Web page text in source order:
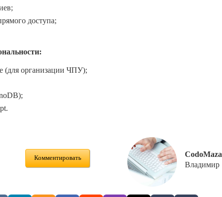
доступа;
(для организации ЧПУ);
Комментировать
CodoMaza
Владимир